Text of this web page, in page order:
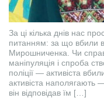
За ці кілька днів нас
питанням: за що вбили
Мирошниченка. Чи
маніпуляція і спроба
поліції — активіста
активіста
він відповідав їм […]